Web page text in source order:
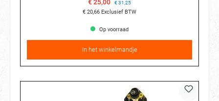
€ 25,00 € 31,25
€ 20,66 Exclusief BTW
Op voorraad
In het winkelmandje